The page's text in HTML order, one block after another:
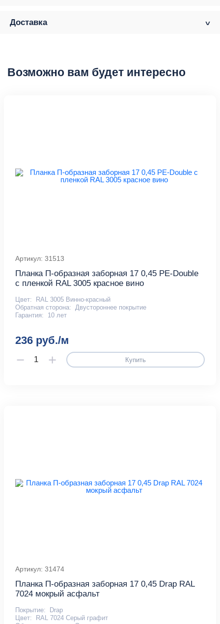
Доставка
Возможно вам будет интересно
Артикул: 31513
Планка П-образная заборная 17 0,45 PE-Double
с пленкой RAL 3005 красное вино
Цвет:
RAL 3005 Винно-красный
Обратная сторона: Двустороннее покрытие
Гарантия:
10 лет
236 руб./м
Купить
Артикул: 31474
Планка П-образная заборная 17 0,45 Drap RAL
7024 мокрый асфальт
Покрытие:
Drap
Цвет:
RAL 7024 Серый графит